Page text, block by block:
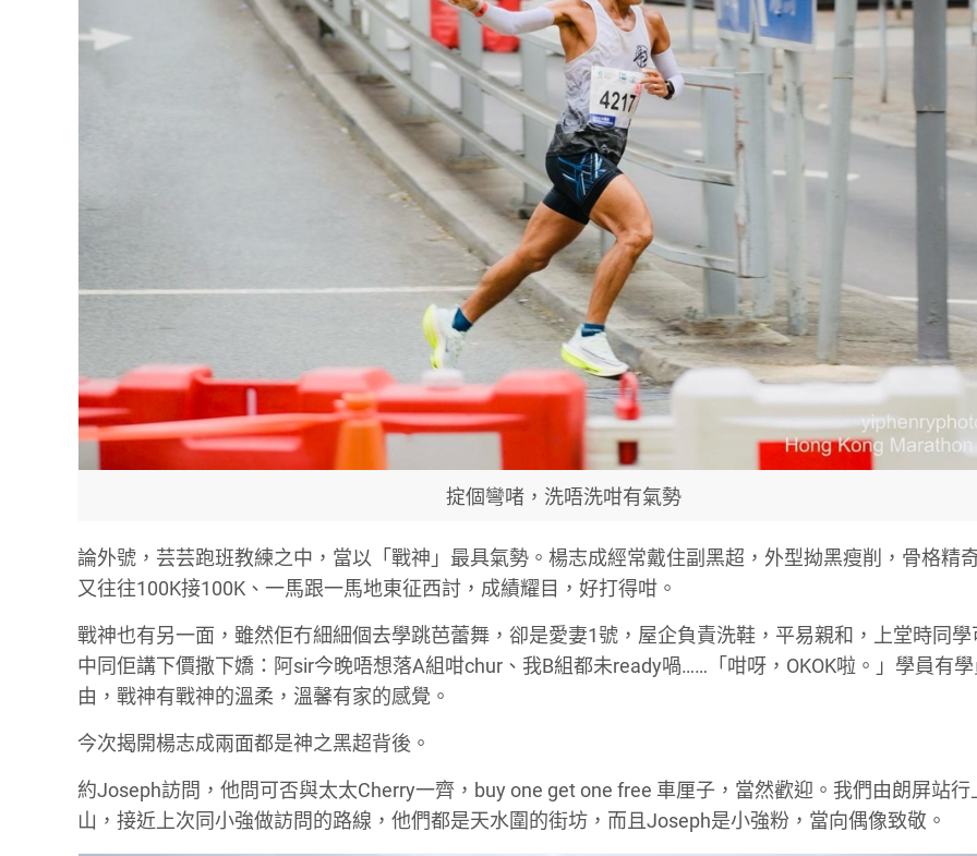
掟個彎啫，洗唔洗咁有氣勢
論外號，芸芸跑班教練之中，當以「戰神」最具氣勢。楊志成經常戴住副黑超，外型拗黑瘦削，骨格精
又往往100K接100K、一馬跟一馬地東征西討，成績耀目，好打得咁。
戰神也有另一面，雖然佢冇細細個去學跳芭蕾舞，卻是愛妻1號，屋企負責洗鞋，平易親和，上堂時同學
中同佢講下價撒下嬌：阿sir今晚唔想落A組咁chur、我B組都未ready喎……「咁呀，OKOK啦。」學員有
由，戰神有戰神的溫柔，溫馨有家的感覺。
今次揭開楊志成兩面都是神之黑超背後。
約Joseph訪問，他問可否與太太Cherry一齊，buy one get one free 車厘子，當然歡迎。我們由朗屏站行
山，接近上次同小強做訪問的路線，他們都是天水圍的街坊，而且Joseph是小強粉，當向偶像致敬。